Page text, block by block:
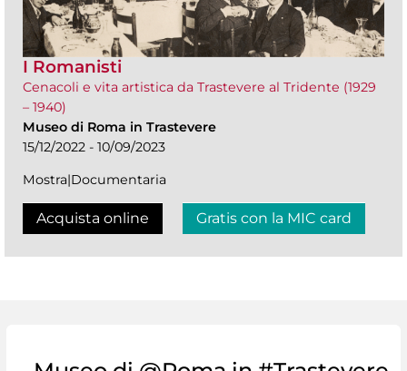
I Romanisti
Cenacoli e vita artistica da Trastevere al Tridente (1929
– 1940)
Museo di Roma in Trastevere
15/12/2022 - 10/09/2023
Mostra|Documentaria
Acquista online Gratis con la MIC card